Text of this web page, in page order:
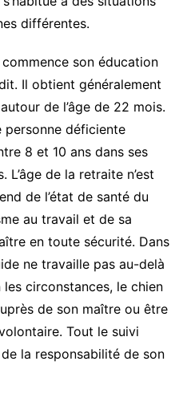
différentes.
son éducation
Il obtient généralement
de l’âge de 22 mois.
personne déficiente
8 et 10 ans dans ses
de la retraite n’est
de l’état de santé du
au travail et de sa
en toute sécurité. Dans
ne travaille pas au-delà
les circonstances, le chien
de son maître ou être
Tout le suivi
la responsabilité de son